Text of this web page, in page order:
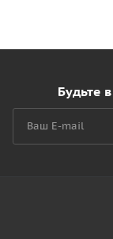
Будьте